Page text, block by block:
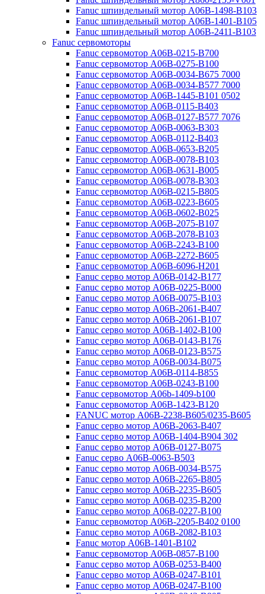
Fanuc шпиндельный мотор A06B-1498-B103
Fanuc шпиндельный мотор A06B-1401-B105
Fanuc шпиндельный мотор A06B-2411-B103
Fanuc сервомоторы
Fanuc сервомотор A06B-0215-B700
Fanuc сервомотор A06B-0275-B100
Fanuc сервомотор A06B-0034-B675 7000
Fanuc сервомотор A06B-0034-B577 7000
Fanuc сервомотор A06B-1445-B101 0502
Fanuc сервомотор A06B-0115-B403
Fanuc сервомотор A06B-0127-B577 7076
Fanuc сервомотор A06B-0063-B303
Fanuc сервомотор A06B-0112-B403
Fanuc сервомотор A06B-0653-B205
Fanuc сервомотор A06B-0078-B103
Fanuc сервомотор A06B-0631-B005
Fanuc сервомотор A06B-0078-B303
Fanuc сервомотор A06B-0215-B805
Fanuc сервомотор A06B-0223-B605
Fanuc сервомотор A06B-0602-B025
Fanuc сервомотор A06B-2075-B107
Fanuc сервомотор A06B-2078-B103
Fanuc сервомотор A06B-2243-B100
Fanuc сервомотор A06B-2272-B605
Fanuc сервомотор A06B-6096-H201
Fanuc серво мотор A06B-0142-B177
Fanuc серво мотор A06B-0225-B000
Fanuc серво мотор A06B-0075-B103
Fanuc серво мотор A06B-2061-B407
Fanuc серво мотор A06B-2061-B107
Fanuc серво мотор A06B-1402-B100
Fanuc серво мотор A06B-0143-B176
Fanuc серво мотор A06B-0123-B575
Fanuc серво мотор A06B-0034-B075
Fanuc сервомотор A06B-0114-B855
Fanuc сервомотор A06B-0243-B100
Fanuc сервомотор A06b-1409-b100
Fanuc сервомотор A06B-1423-B120
FANUC мотор A06B-2238-B605/0235-B605
Fanuc серво мотор A06B-2063-B407
Fanuc серво мотор A06B-1404-B904 302
Fanuc серво мотор A06B-0127-B075
Fanuc серво A06B-0063-B503
Fanuc серво мотор A06B-0034-B575
Fanuc серво мотор A06B-2265-B805
Fanuc серво мотор A06B-2235-B605
Fanuc серво мотор A06B-0235-B200
Fanuc серво мотор A06B-0227-B100
Fanuc сервомотор A06B-2205-B402 0100
Fanuc серво мотор A06B-2082-B103
Fanuc мотор A06B-1401-B102
Fanuc сервомотор A06B-0857-B100
Fanuc серво мотор A06B-0253-B400
Fanuc серво мотор A06B-0247-B101
Fanuc серво мотор A06B-0247-B100